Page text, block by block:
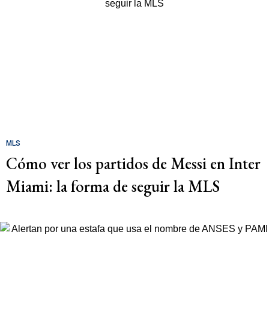
MLS
Cómo ver los partidos de Messi en Inter
Miami: la forma de seguir la MLS